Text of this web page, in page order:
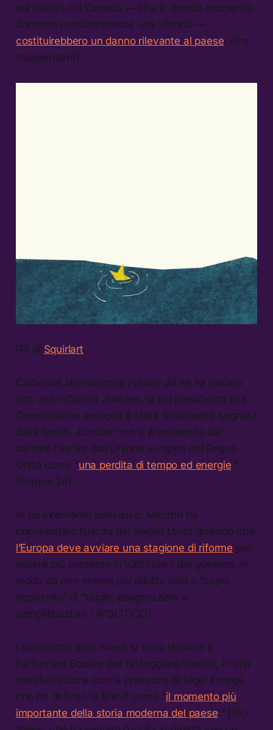
sui trattati col Canada — che in questo momento
Johnson considererebbe una vittoria —
costituirebbero un danno rilevante al paese. (the
Independent)
Gif di Squirlart
Catherine Nicholson di France 24 ne ha parlato
con Jean-Claude Juncker, la cui presidenza alla
Commissione europea è stata fortemente segnata
dalla Brexit. Juncker non si è trattenuto dal
definire l’uscita dall’Unione europea del Regno
Unito come “una perdita di tempo ed energie.”
(France 24)
In un intervento televisivo, Macron ha
commentato l’uscita del Regno Unito dicendo che
l’Europa deve avviare una stagione di riforme per
essere più presente in tutti i piani del governo, in
modo da non essere più ridotta solo a “capro
espiatorio” di “bugie, esagerazioni e
semplificazioni.” (POLITICO)
I sostenitori della Brexit si sono ritrovati a
Parliament Square per festeggiare l’uscita, in una
manifestazione con la presenza di Nigel Farage,
che ha definito la Brexit come “il momento più
importante della storia moderna del paese.” (Sky